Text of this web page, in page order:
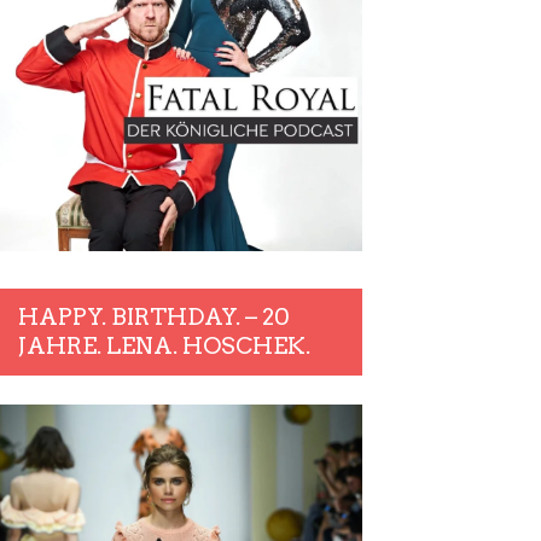
HAPPY. BIRTHDAY. – 20
JAHRE. LENA. HOSCHEK.